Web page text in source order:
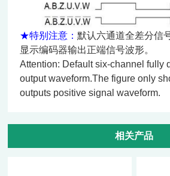
★特别注意：默认六通道全差分信
显示编码器输出正端信号波形。
Attention: Default six-channel fully
output waveform.The figure only
outputs positive signal waveform.
相关产品